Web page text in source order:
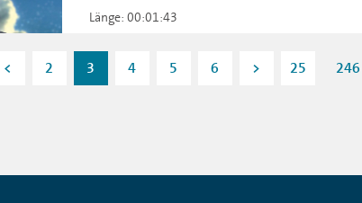
Länge: 00:01:43
< 2 3 4 5 6 > 25 246